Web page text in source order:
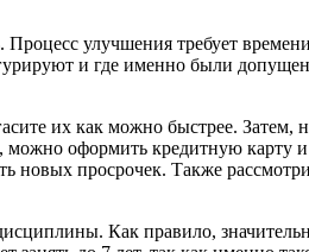
улучшения требует
и где именно были
их как можно быстрее. Затем,
оформить кредитную карту и
новых просрочек. Также
Как правило,